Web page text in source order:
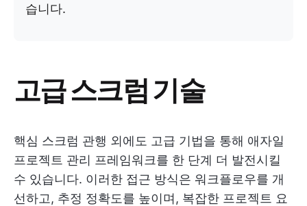
습니다.
고급 스크럼 기술
핵심 스크럼 관행 외에도 고급 기법을 통해 애자일
프로젝트 관리 프레임워크를 한 단계 더 발전시킬
수 있습니다. 이러한 접근 방식은 워크플로우를 개
선하고, 추정 정확도를 높이며, 복잡한 프로젝트 요